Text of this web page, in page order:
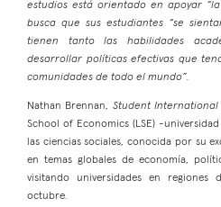
estudios está orientado en apoyar
busca que sus estudiantes “se
tienen tanto las habilidades
desarrollar políticas efectivas que
comunidades de todo el mundo”.
Nathan Brennan, Student
School of Economics (LSE) -
las ciencias sociales, conocida por su
en temas globales de economía,
visitando universidades en regiones
octubre.